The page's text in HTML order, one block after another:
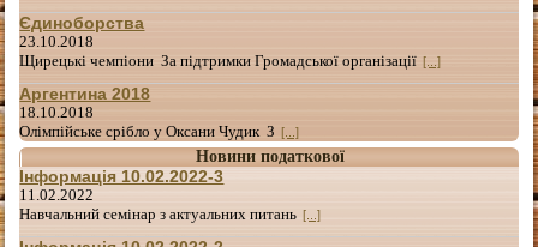
Єдиноборства
23.10.2018
Щирецькі чемпіони За підтримки Громадської організації [...]
Аргентина 2018
18.10.2018
Олімпійське срібло у Оксани Чудик З [...]
Новини податкової
Інформація 10.02.2022-3
11.02.2022
Навчальний семінар з актуальних питань [...]